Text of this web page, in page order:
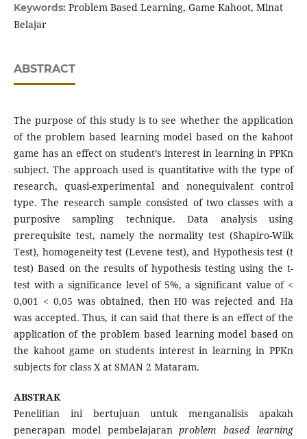
Keywords: Problem Based Learning, Game Kahoot, Minat
Belajar
ABSTRACT
The purpose of this study is to see whether the application
of the problem based learning model based on the kahoot
game has an effect on student’s interest in learning in PPKn
subject. The approach used is quantitative with the type of
research, quasi-experimental and nonequivalent control
type. The research sample consisted of two classes with a
purposive sampling technique. Data analysis using
prerequisite test, namely the normality test (Shapiro-Wilk
Test), homogeneity test (Levene test), and Hypothesis test (t
test) Based on the results of hypothesis testing using the t-
test with a significance level of 5%, a significant value of <
0,001 < 0,05 was obtained, then H0 was rejected and Ha
was accepted. Thus, it can said that there is an effect of the
application of the problem based learning model based on
the kahoot game on students interest in learning in PPKn
subjects for class X at SMAN 2 Mataram.
ABSTRAK
Penelitian ini bertujuan untuk menganalisis apakah
penerapan model pembelajaranproblem based learning